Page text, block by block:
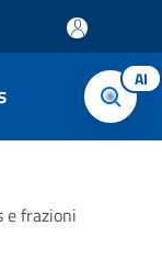
AI
e frazioni